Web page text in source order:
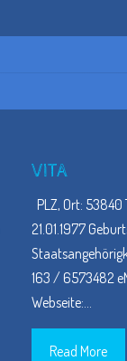
VITA
PLZ, Ort:
21.01.1977
163 / 6573482
Webseite:
Read More